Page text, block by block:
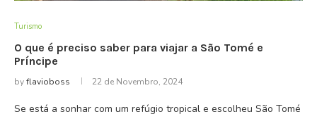
Turismo
O que é preciso saber para viajar a São Tomé e
Príncipe
byflavioboss 22 de Novembro, 2024
Se está a sonhar com um refúgio tropical e escolheu São Tomé